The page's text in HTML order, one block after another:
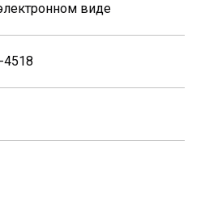
виде
4518